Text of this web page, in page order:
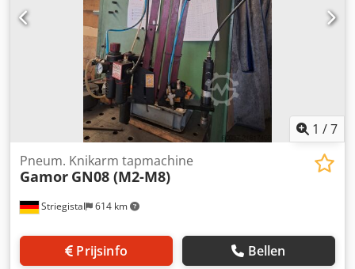
1 /7
Striegistal 614 km
Pneum. Knikarm tapmachine
Gamor GN08 (M2-M8)
Prijsinfo Bellen